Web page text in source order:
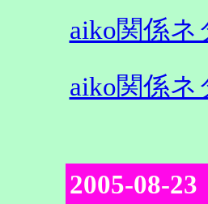
aiko関係ネ
aiko関係ネ
2005-08-